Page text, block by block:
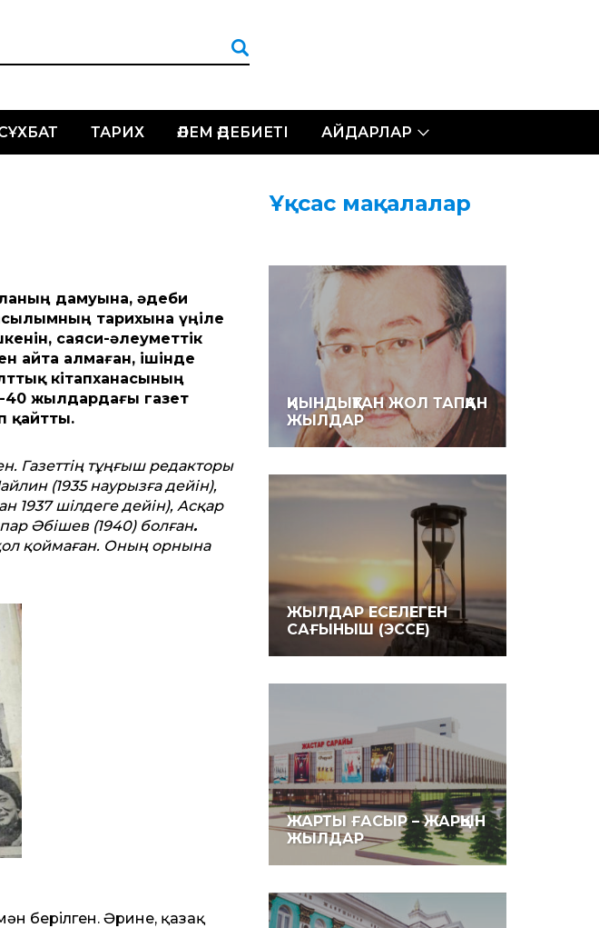
ТАРИХ ӘЛЕМ ӘДЕБИЕТІ АЙДАРЛАР
дамуына, әдеби
тарихына үңіле
саяси-әлеуметтік
айта алмаған, ішінде
кітапханасының
40 жылдардағы газет
қайтты.
Газеттің тұңғыш редакторы
(1935 наурызға дейін),
1937 шілдеге дейін), Асқар
Әбішев (1940) болған.
қоймаған. Оның орнына
берілген. Әрине, қазақ
Ұқсас мақалалар
ҚИЫНДЫҚТАН ЖОЛ ТАПҚАН
ЖЫЛДАР
ЖЫЛДАР ЕСЕЛЕГЕН
САҒЫНЫШ (ЭССЕ)
ЖАРТЫ ҒАСЫР – ЖАРҚЫН
ЖЫЛДАР